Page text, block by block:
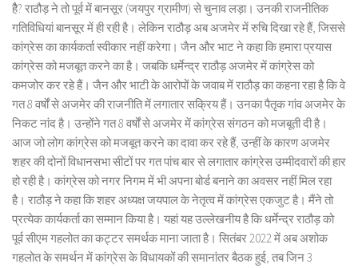
हैै? राठौड़ ने तो पूर्व में बानसूर (जयपुर ग्रामीण) से चुनाव लड़ा। उनकी राजनीतिक
गतिविधियां बानसूर में ही रही है। लेकिन राठौड़ अब अजमेर में रुचि दिखा रहे हैं, जिससे
कांग्रेस का कार्यकर्ता स्वीकार नहीं करेगा। जैन और भाट ने कहा कि हमारा प्रयास
कांग्रेस को मजबूत करने का है। जबकि धर्मेन्द्र राठौड़ अजमेर में कांग्रेस को
कमजोर कर रहे हैं। जैन और भाटी के आरोपों के जवाब में राठौड़ का कहना रहा है कि वे
गत 8 वर्षों से अजमेर की राजनीति में लगातार सक्रिय हैं। उनका पैतृक गांव अजमेर के
निकट नांद है। उन्होंने गत 8 वर्षों से अजमेर में कांग्रेस संगठन को मजबूती दी है।
आज जो लोग कांग्रेस को मजबूत करने का दावा कर रहे हैं, उन्हीं के कारण अजमेर
शहर की दोनों विधानसभा सीटों पर गत पांच बार से लगातार कांग्रेस उम्मीदवारों की हार
हो रही है। कांग्रेस को नगर निगम में भी अपना बोर्ड बनाने का अवसर नहीं मिल रहा
है। राठौड़ ने कहा कि शहर अध्यक्ष जयपाल के नेतृत्व में कांग्रेस एकजुट है। मैंने तो
प्रत्येक कार्यकर्ता का सम्मान किया है। यहां यह उल्लेखनीय है कि धर्मेन्द्र राठौड़ को
पूर्व सीएम गहलोत का कट्टर समर्थक माना जाता है। सितंबर 2022 में अब अशोक
गहलोत के समर्थन में कांग्रेस के विधायकों की समानांतर बैठक हुई, तब जिन 3